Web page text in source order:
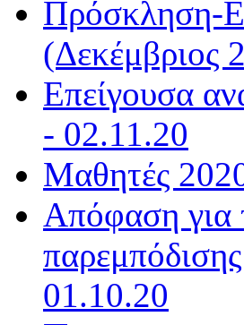
Πρόσκληση-
(Δεκέμβριος
Επείγουσα
- 02.11.20
Μαθητές
Απόφαση για
01.10.20